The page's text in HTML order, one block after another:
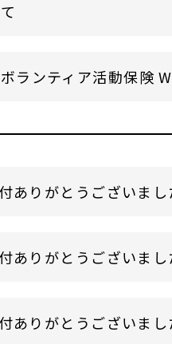
て
ボランティア活動保険
ありがとうございまし
ありがとうございまし
ありがとうございまし